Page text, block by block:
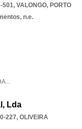
501, VALONGO, PORTO
n.e.
...
Lda
227, OLIVEIRA